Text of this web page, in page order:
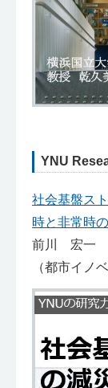
YNU
社会基盤ス
時と非常時
前川 宏一
（都市イノ